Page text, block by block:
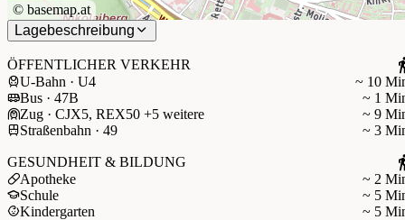
© basemap.at
Lagebeschreibung
ÖFFENTLICHER VERKEHR
U-Bahn · U4
~ 10
Bus · 47B
~ 1
Zug · CJX5, REX50 +5 weitere
~ 9
Straßenbahn · 49
~ 3
GESUNDHEIT & BILDUNG
Apotheke
~ 2
Schule
~ 5
Kindergarten
~ 5